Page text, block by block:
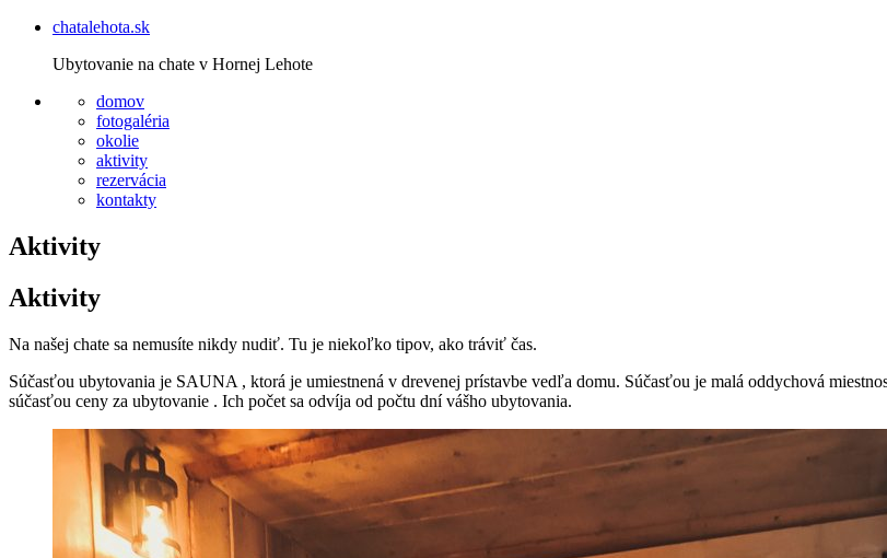
chatalehota.sk
Ubytovanie na chate v Hornej Lehote
domov
fotogaléria
okolie
aktivity
rezervácia
kontakty
Aktivity
Aktivity
Na našej chate sa nemusíte nikdy nudiť. Tu je niekoľko tipov, ako tráviť čas.
Súčasťou ubytovania je SAUNA , ktorá je umiestnená v drevenej prístavbe vedľa domu. Súčasťou je malá oddychová
súčasťou ceny za ubytovanie . Ich počet sa odvíja od počtu dní vášho ubytovania.